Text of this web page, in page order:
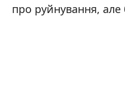
про руйнування,